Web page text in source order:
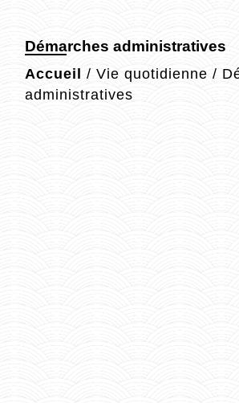
Démarches administratives
Accueil / Vie quotidienne /
administratives